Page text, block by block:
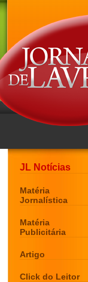
JL Notícias
Matéria
Jornalística
Matéria
Publicitária
Artigo
Click do Leitor